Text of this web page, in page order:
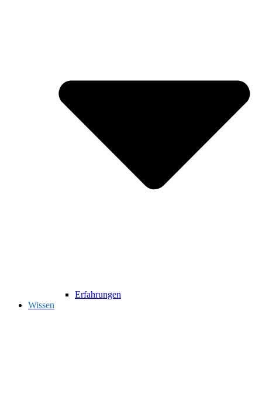
Erfahrungen
Wissen